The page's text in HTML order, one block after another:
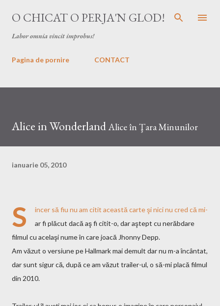
Treceți la conținutul principal
O CHICAT O PERJA'N GLOD!
Labor omnia vincit improbus!
Pagina de pornire CONTACT
Alice in WonderlandAlice în Ţara Minunilor
ianuarie 05, 2010
S
incer să fiu nu am citit această carte şi nici nu cred că mi-
ar fi plăcut dacă aş fi citit-o, dar aştept cu nerăbdare
filmul cu acelaşi nume în care joacă Jhonny Depp.
Am văzut o versiune pe Hallmark mai demult dar nu m-a încântat,
dar sunt sigur că, după ce am văzut trailer-ul, o să-mi placă filmul
din 2010.